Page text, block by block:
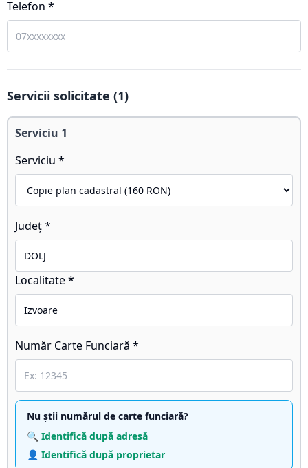
Telefon *
Servicii solicitate (1)
Serviciu 1
Serviciu *
Județ *
Localitate *
Număr Carte Funciară *
Nu știi numărul de carte funciară?
🔍 Identifică după adresă
👤 Identifică după proprietar